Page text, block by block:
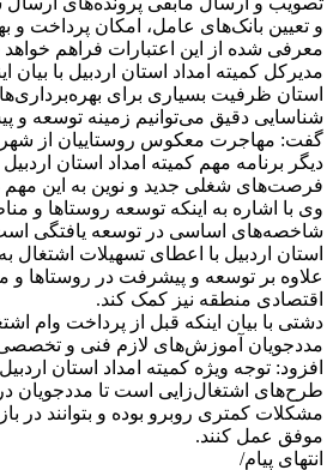
و تعیین بانک‌های عامل، امکان پرداخت و
معرفی شده از این اعتبارات فراهم
مدیرکل کمیته امداد استان اردبیل با بیان
استان ظرفیت بسیاری برای
شناسایی دقیق می‌توانیم زمینه توسعه و
گفت: مهاجرت معکوس روستاییان از
دیگر برنامه مهم کمیته امداد استان
فرصت‌های شغلی جدید و نوین به این
وی با اشاره به اینکه توسعه روستاها و
شاخصه‌های اساسی در توسعه یافتگی است،
استان اردبیل با اعطای تسهیلات اشتغال
علاوه بر توسعه و پیشرفت در روستاها و
اقتصادی منطقه نیز کمک کند.
دشتی با بیان اینکه قبل از پرداخت وام
مددجویان آموزش‌های لازم فنی و تخصصی
افزود: توجه ویژه کمیته امداد استان
طرح‌های اشتغال‌زایی است تا مددجویان
مشکلات کمتری روبرو بوده و بتوانند در
موفق عمل کنند.
انتهای پیام/